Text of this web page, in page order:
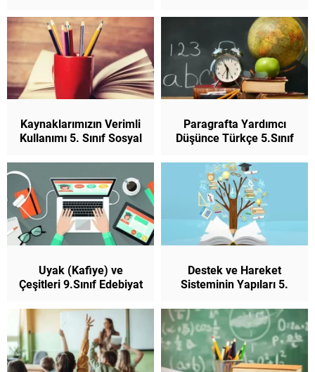
Sınıf Matematik
Kaynaklarımızın Verimli
Kullanımı 5. Sınıf Sosyal
Paragrafta Yardımcı
Düşünce Türkçe 5.Sınıf
Uyak (Kafiye) ve
Çeşitleri 9.Sınıf Edebiyat
Destek ve Hareket
Sisteminin Yapıları 5.